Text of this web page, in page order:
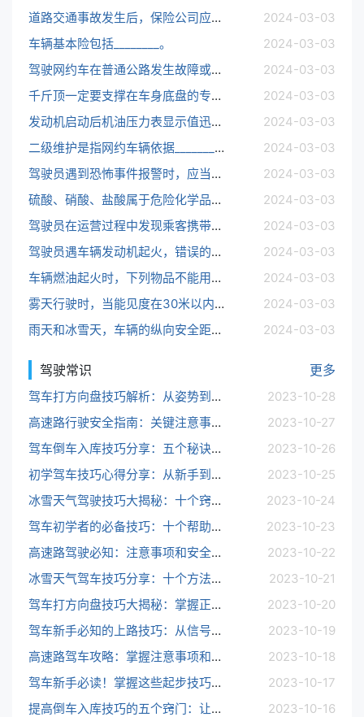
道路交通事故发生后，保险公司应当自收到被保险人提供的证明和资料之日起____日内，对是否属于保险责任做出核定，并将结果通知被保险人。
2024-03-03
车辆基本险包括________。
2024-03-03
驾驶网约车在普通公路发生故障或事故时，将危险警告标志放置在故障车后方的________米处。
2024-03-03
千斤顶一定要支撑在车身底盘的专用支撑点上，大部分车辆的支撑点通常在侧面裙边的内侧，在前轮后面________厘米左右。
2024-03-03
发动机启动后机油压力表显示值迅速下降，甚至降至0，说明发动机________。
2024-03-03
二级维护是指网约车辆依据________必须按期执行的维护作业。
2024-03-03
驾驶员遇到恐怖事件报警时，应当报告最重要的内容，包括事故发生时间、地点、________、人员伤亡情况等。
2024-03-03
硫酸、硝酸、盐酸属于危险化学品中的________。
2024-03-03
驾驶员在运营过程中发现乘客携带危险品，应当及时停车，并告知乘客其危险品的危害性，由________将危险品及时进行处置。
2024-03-03
驾驶员遇车辆发动机起火，错误的做法是________。
2024-03-03
车辆燃油起火时，下列物品不能用于灭火的是________。
2024-03-03
雾天行驶时，当能见度在30米以内时，车速不得超过________千米/时。
2024-03-03
雨天和冰雪天，车辆的纵向安全距离分别是干燥路面上的________倍和________倍。
2024-03-03
驾驶常识 更多
驾车打方向盘技巧解析：从姿势到操作的关键要点
2023-10-28
高速路行驶安全指南：关键注意事项及驾车技巧分享
2023-10-27
驾车倒车入库技巧分享：五个秘诀助你轻松应对挑战
2023-10-26
初学驾车技巧心得分享：从新手到老司机的成长之路
2023-10-25
冰雪天气驾驶技巧大揭秘：十个窍门助你应对冰天雪地
2023-10-24
驾车初学者的必备技巧：十个帮助你快速掌握驾驶的方法
2023-10-23
高速路驾驶必知：注意事项和安全技巧全解析
2023-10-22
冰雪天气驾车技巧分享：十个方法提高你的驾驶能力
2023-10-21
驾车打方向盘技巧大揭秘：掌握正确方法提升操控能力
2023-10-20
驾车新手必知的上路技巧：从信号灯到转弯的黄金规则
2023-10-19
高速路驾车攻略：掌握注意事项和驾驶技巧，安全畅行无忧
2023-10-18
驾车新手必读！掌握这些起步技巧让你驾驶更自信
2023-10-17
提高倒车入库技巧的五个窍门：让你成为专业驾驶者
2023-10-16